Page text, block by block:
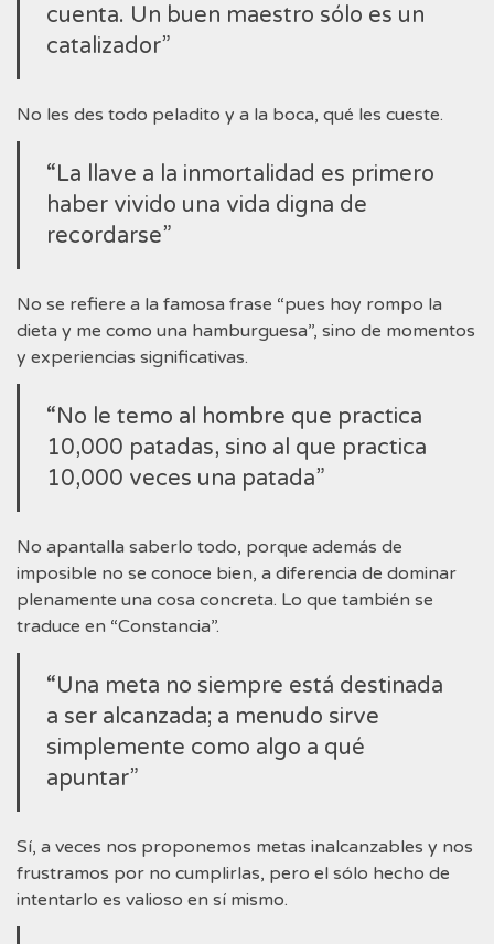
cuenta. Un buen maestro sólo es un
catalizador”
No les des todo peladito y a la boca, qué les cueste.
“La llave a la inmortalidad es primero
haber vivido una vida digna de
recordarse”
No se refiere a la famosa frase “pues hoy rompo la
dieta y me como una hamburguesa”, sino de momentos
y experiencias significativas.
“No le temo al hombre que practica
10,000 patadas, sino al que practica
10,000 veces una patada”
No apantalla saberlo todo, porque además de
imposible no se conoce bien, a diferencia de dominar
plenamente una cosa concreta. Lo que también se
traduce en “Constancia”.
“Una meta no siempre está destinada
a ser alcanzada; a menudo sirve
simplemente como algo a qué
apuntar”
Sí, a veces nos proponemos metas inalcanzables y nos
frustramos por no cumplirlas, pero el sólo hecho de
intentarlo es valioso en sí mismo.